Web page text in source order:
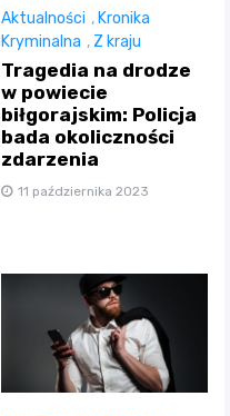
Aktualności , Kronika
Kryminalna , Z kraju
Tragedia na drodze
w powiecie
biłgorajskim: Policja
bada okoliczności
zdarzenia
11 października 2023